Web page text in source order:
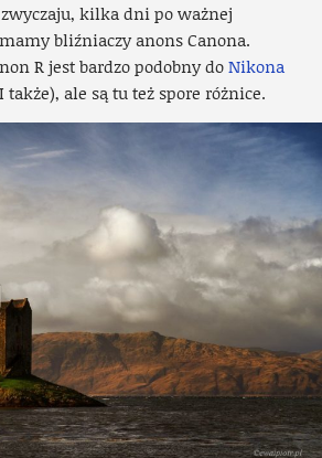
kilka dni po ważnej
bliźniaczy anons Canona.
R jest bardzo podobny doNikona
także), ale są tu też spore różnice.